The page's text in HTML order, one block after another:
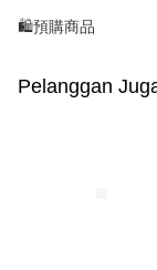
🛍️預購商品
Pelanggan